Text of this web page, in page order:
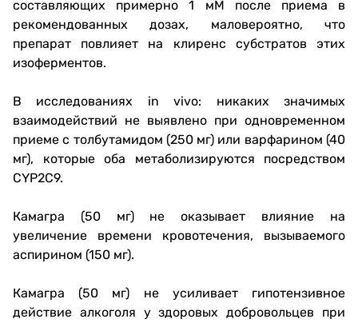
составляющих примерно 1 мМ после приема в
рекомендованных дозах, маловероятно, что
препарат повлияет на клиренс субстратов этих
изоферментов.
В исследованиях in vivo: никаких значимых
взаимодействий не выявлено при одновременном
приеме с толбутамидом (250 мг) или варфарином (40
мг), которые оба метаболизируются посредством
CYP2C9.
Камагра (50 мг) не оказывает влияние на
увеличение времени кровотечения, вызываемого
аспирином (150 мг).
Камагра (50 мг) не усиливает гипотензивное
действие алкоголя у здоровых добровольцев при